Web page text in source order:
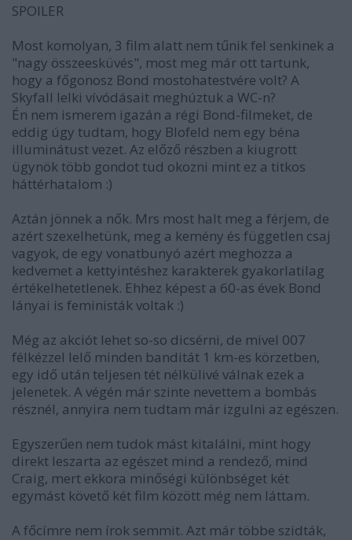
SPOILER
Most komolyan, 3 film alatt nem tűnik fel senkinek a
"nagy összeesküvés", most meg már ott tartunk,
hogy a főgonosz Bond mostohatestvére volt? A
Skyfall lelki vívódásait meghúztuk a WC-n?
Én nem ismerem igazán a régi Bond-filmeket, de
eddig úgy tudtam, hogy Blofeld nem egy béna
illuminátust vezet. Az előző részben a kiugrott
ügynök több gondot tud okozni mint ez a titkos
háttérhatalom :)
Aztán jönnek a nők. Mrs most halt meg a férjem, de
azért szexelhetünk, meg a kemény és független csaj
vagyok, de egy vonatbunyó azért meghozza a
kedvemet a kettyintéshez karakterek gyakorlatilag
értékelhetetlenek. Ehhez képest a 60-as évek Bond
lányai is feministák voltak :)
Még az akciót lehet so-so dicsérni, de mivel 007
félkézzel lelő minden banditát 1 km-es körzetben,
egy idő után teljesen tét nélkülivé válnak ezek a
jelenetek. A végén már szinte nevettem a bombás
résznél, annyira nem tudtam már izgulni az egészen.
Egyszerűen nem tudok mást kitalálni, mint hogy
direkt leszarta az egészet mind a rendező, mind
Craig, mert ekkora minőségi különbséget két
egymást követő két film között még nem láttam.
A főcímre nem írok semmit. Azt már többe szidták,